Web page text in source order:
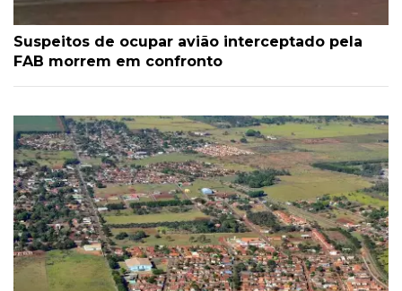
Suspeitos de ocupar avião interceptado pela
FAB morrem em confronto